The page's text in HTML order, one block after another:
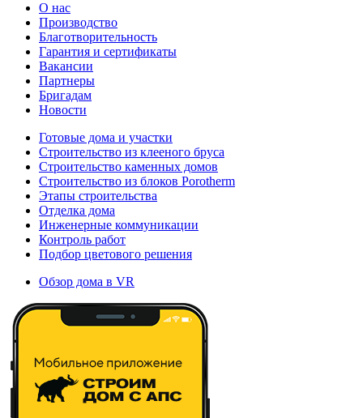
О нас
Производство
Благотворительность
Гарантия и сертификаты
Вакансии
Партнеры
Бригадам
Новости
Готовые дома и участки
Строительство из клееного бруса
Строительство каменных домов
Строительство из блоков Porotherm
Этапы строительства
Отделка дома
Инженерные коммуникации
Контроль работ
Подбор цветового решения
Обзор дома в VR